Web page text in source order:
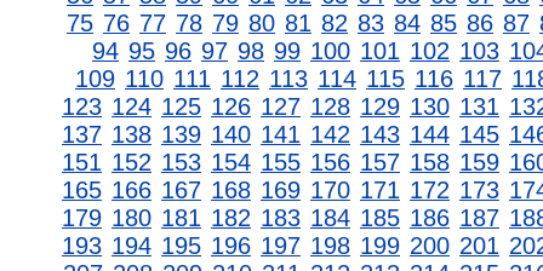
75 76 77 78 79 80 81 82 83 84 85 86 87
94 95 96 97 98 99 100 101 102 103
109 110 111 112 113 114 115 116 117
123 124 125 126 127 128 129 130 131
137 138 139 140 141 142 143 144 145
151 152 153 154 155 156 157 158 159
165 166 167 168 169 170 171 172 173
179 180 181 182 183 184 185 186 187
193 194 195 196 197 198 199 200 201